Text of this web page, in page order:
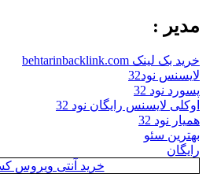
مدیر :
خرید بک لینک behtarinbacklink.com
لایسنس نود32
پسورد نود 32
اوکلی لایسنس رایگان نود 32
همیار نود 32
بهترین سئو
رایگان
خرید آنتی ویروس